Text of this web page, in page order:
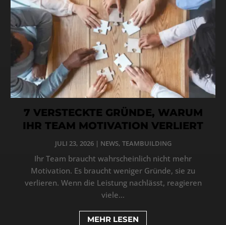
7 VERSTECKTE GRÜNDE, WARUM
IHR TEAM MOTIVATION VERLIERT
JULI 23, 2026| NEWS, TEAMBUILDING
Ihr Team braucht wahrscheinlich nicht mehr
Motivation. Es braucht weniger Gründe, sie zu
verlieren. Wenn die Leistung nachlässt, reagieren
viele...
MEHR LESEN